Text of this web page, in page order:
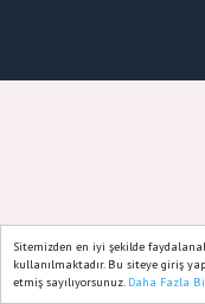
Sitemizden en iyi şekilde
kullanılmaktadır. Bu siteye giriş
etmiş sayılıyorsunuz. Daha Fazla
Ana Sayfa Web